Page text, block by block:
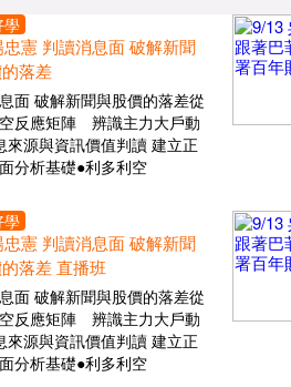
學
忠憲 判讀消息面 破解新聞
落差
面 破解新聞與股價的落差從
反應矩陣 辨識主力大戶動
來源與資訊價值判讀 建立正
分析基礎●利多利空
學
忠憲 判讀消息面 破解新聞
落差 直播班
面 破解新聞與股價的落差從
反應矩陣 辨識主力大戶動
來源與資訊價值判讀 建立正
分析基礎●利多利空